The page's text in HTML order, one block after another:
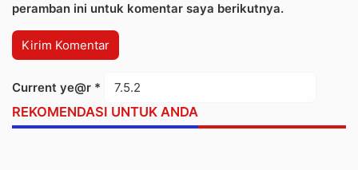
peramban ini untuk komentar saya berikutnya.
Current ye@r *
REKOMENDASI UNTUK ANDA